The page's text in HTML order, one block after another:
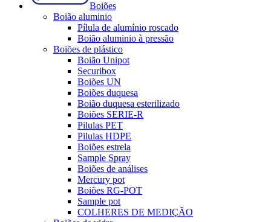
Boiões
Boião aluminio
Pílula de alumínio roscado
Boião aluminio à pressão
Boiões de plástico
Boião Unipot
Securibox
Boiões UN
Boiões duquesa
Boião duquesa esterilizado
Boiões SERIE-R
Pilulas PET
Pilulas HDPE
Boiões estrela
Sample Spray
Boiões de análises
Mercury pot
Boiões RG-POT
Sample pot
COLHERES DE MEDIÇÃO